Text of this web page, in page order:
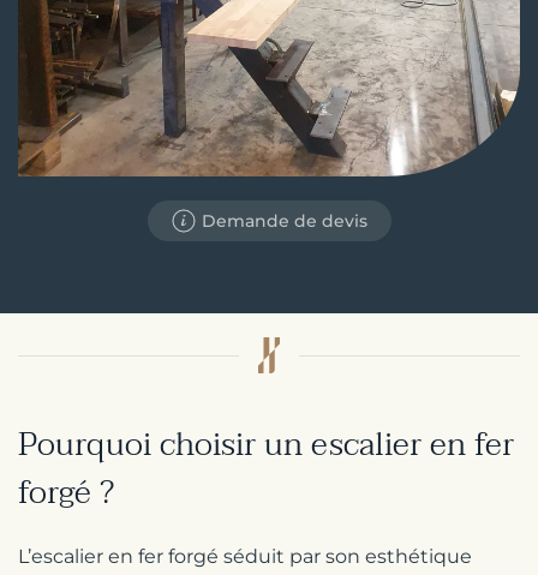
Demande de devis
Pourquoi choisir un escalier en fer
forgé ?
L’escalier en fer forgé séduit par son esthétique